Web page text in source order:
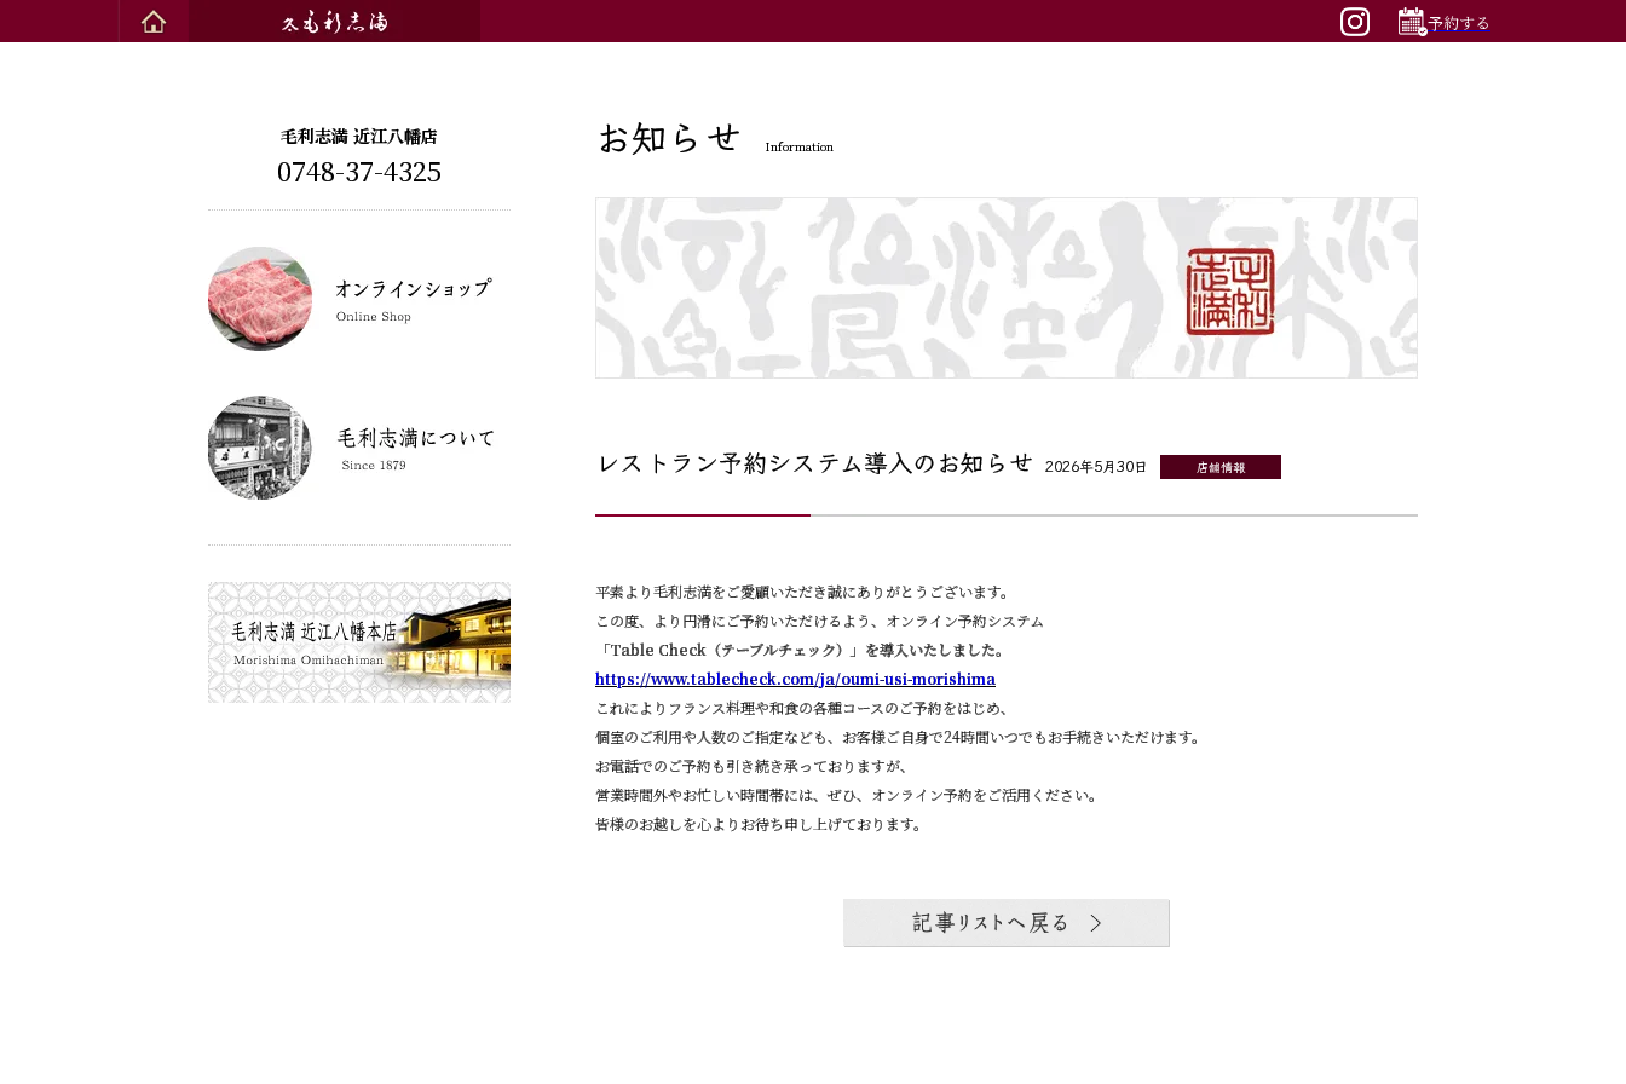
予約する
お知らせ Information
レストラン予約システム導入のお知らせ 2026年5月30日 店舗情報
平素より毛利志満をご愛顧いただき誠にありがとうございます。
この度、より円滑にご予約いただけるよう、オンライン予約システム
「Table Check（テーブルチェック）」を導入いたしました。
https://www.tablecheck.com/ja/oumi-usi-morishima
これによりフランス料理や和食の各種コースのご予約をはじめ、
個室のご利用や人数のご指定なども、お客様ご自身で24時間いつでもお手続きいただけます。
お電話でのご予約も引き続き承っておりますが、
営業時間外やお忙しい時間帯には、ぜひ、オンライン予約をご活用ください。
皆様のお越しを心よりお待ち申し上げております。
毛利志満 近江八幡店
0748-37-4325